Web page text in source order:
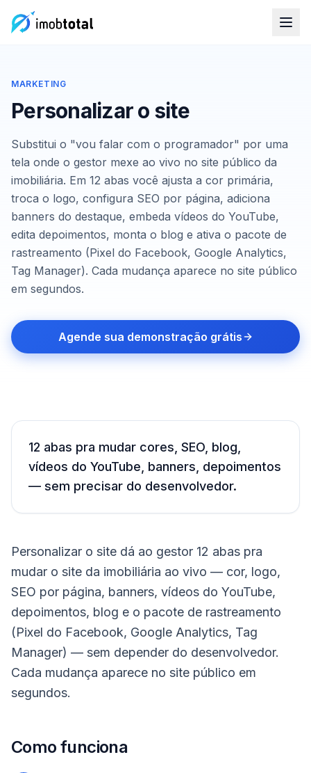
MARKETING
Personalizar o site
Substitui o "vou falar com o programador" por uma
tela onde o gestor mexe ao vivo no site público da
imobiliária. Em 12 abas você ajusta a cor primária,
troca o logo, configura SEO por página, adiciona
banners do destaque, embeda vídeos do YouTube,
edita depoimentos, monta o blog e ativa o pacote de
rastreamento (Pixel do Facebook, Google Analytics,
Tag Manager). Cada mudança aparece no site público
em segundos.
Agende sua demonstração grátis
12 abas pra mudar cores, SEO, blog,
vídeos do YouTube, banners, depoimentos
— sem precisar do desenvolvedor.
Personalizar o site dá ao gestor 12 abas pra
mudar o site da imobiliária ao vivo — cor, logo,
SEO por página, banners, vídeos do YouTube,
depoimentos, blog e o pacote de rastreamento
(Pixel do Facebook, Google Analytics, Tag
Manager) — sem depender do desenvolvedor.
Cada mudança aparece no site público em
segundos.
Como funciona